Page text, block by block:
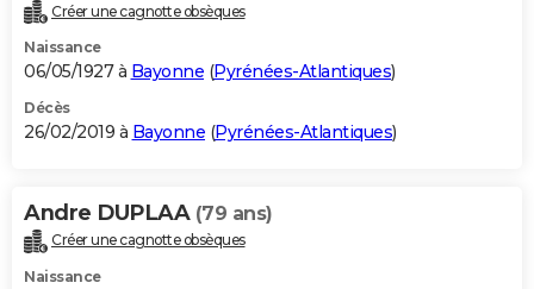
Créer une cagnotte obsèques
Naissance
06/05/1927 à Bayonne (Pyrénées-Atlantiques)
Décès
26/02/2019 à Bayonne (Pyrénées-Atlantiques)
Andre DUPLAA (79 ans)
Créer une cagnotte obsèques
Naissance